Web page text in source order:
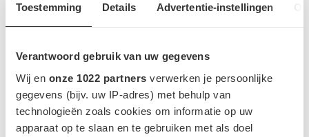
Toestemming Details Advertentie-instellingen
Verantwoord gebruik van uw gegevens
Wij en onze 1022 partners verwerken je persoonlijke
gegevens (bijv. uw IP-adres) met behulp van
technologieën zoals cookies om informatie op uw
apparaat op te slaan en te gebruiken met als doel
ACCU EN OPLADEN
Accu capaciteit bruikbaar 12 kWh
Locatie snellaadpoort